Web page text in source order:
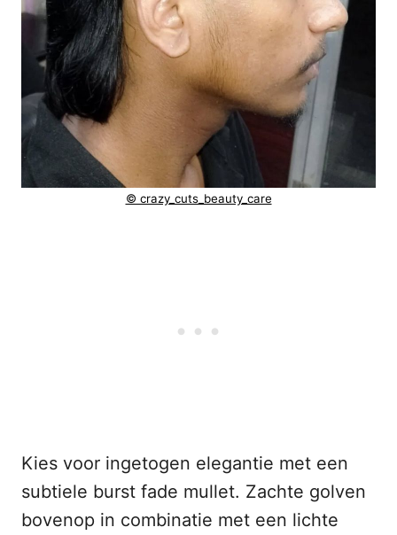
© crazy_cuts_beauty_care
Kies voor ingetogen elegantie met een
subtiele burst fade mullet. Zachte golven
bovenop in combinatie met een lichte